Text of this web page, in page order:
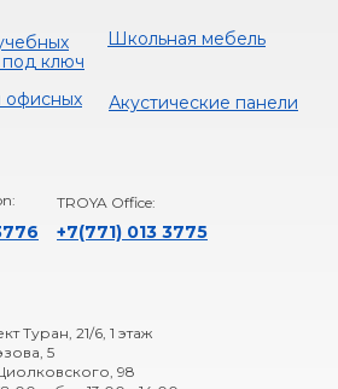
+7(771) 013 3775
TROYA Office:
Туран, 21/6, 1 этаж
5
98
Школьная мебель
офисных
Акустические панели
ключ